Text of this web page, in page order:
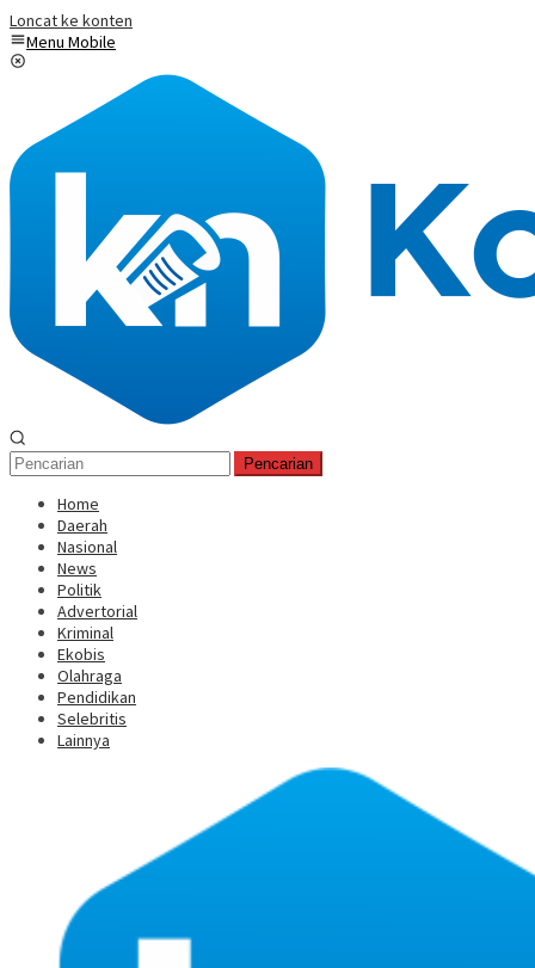
Loncat ke konten
Menu Mobile
Pencarian
Home
Daerah
Nasional
News
Politik
Advertorial
Kriminal
Ekobis
Olahraga
Pendidikan
Selebritis
Lainnya